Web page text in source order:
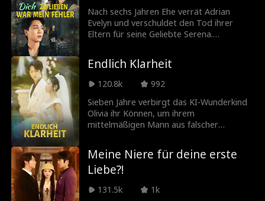
war es Arman, der sie vor Jahren rettete,
und nicht Gavin. Am Ende finden Anne und
Arman ihr gemeinsames Glück.
Nach sechs Jahren Ehe verrät Adrian
Evelyn und verschuldet den Tod ihrer
Eltern für seine Geliebte Serena.
Evelyn Rache: Serena gesteht live, Adrians
Firma stürzt. Er fleht um Vergebung,
doch Evelyn wählt lächelnd eine neue
Liebe.
Endlich Klarheit
120.8k
992
Sieben Jahre verbirgt das KI-Wunderkind
Olivia ihr Können, um ihrem
mittelmäßigen Mann aus falscher
Geliebte samt Kind ins Haus holt, ist das
Maß voll. Olivia lässt sich scheiden,
heiratet spontan ihren Erzfeind und lässt
Meine Niere für deine erste
Liebe?!
131.5k
1k